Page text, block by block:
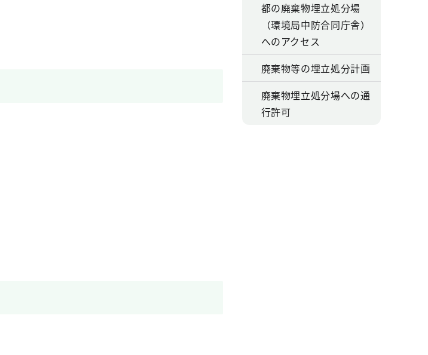
都の廃棄物埋立処分場
（環境局中防合同庁舎）
へのアクセス
廃棄物等の埋立処分計画
廃棄物埋立処分場への通
行許可